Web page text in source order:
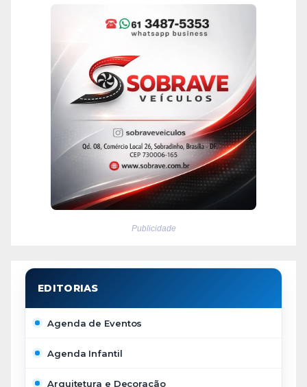
Publicidade
Agenda de Eventos
Agenda Infantil
Arquitetura e Decoração